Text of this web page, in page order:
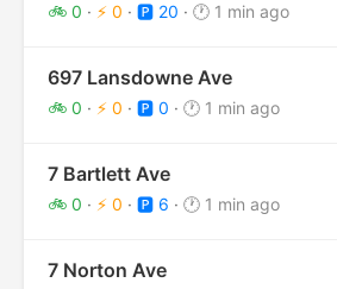
🚲 0 · ⚡ 0 · 🅿️ 20 · 🕐 1 min ago
697 Lansdowne Ave
🚲 0 · ⚡ 0 · 🅿️ 0 · 🕐 1 min ago
7 Bartlett Ave
🚲 0 · ⚡ 0 · 🅿️ 6 · 🕐 1 min ago
7 Norton Ave